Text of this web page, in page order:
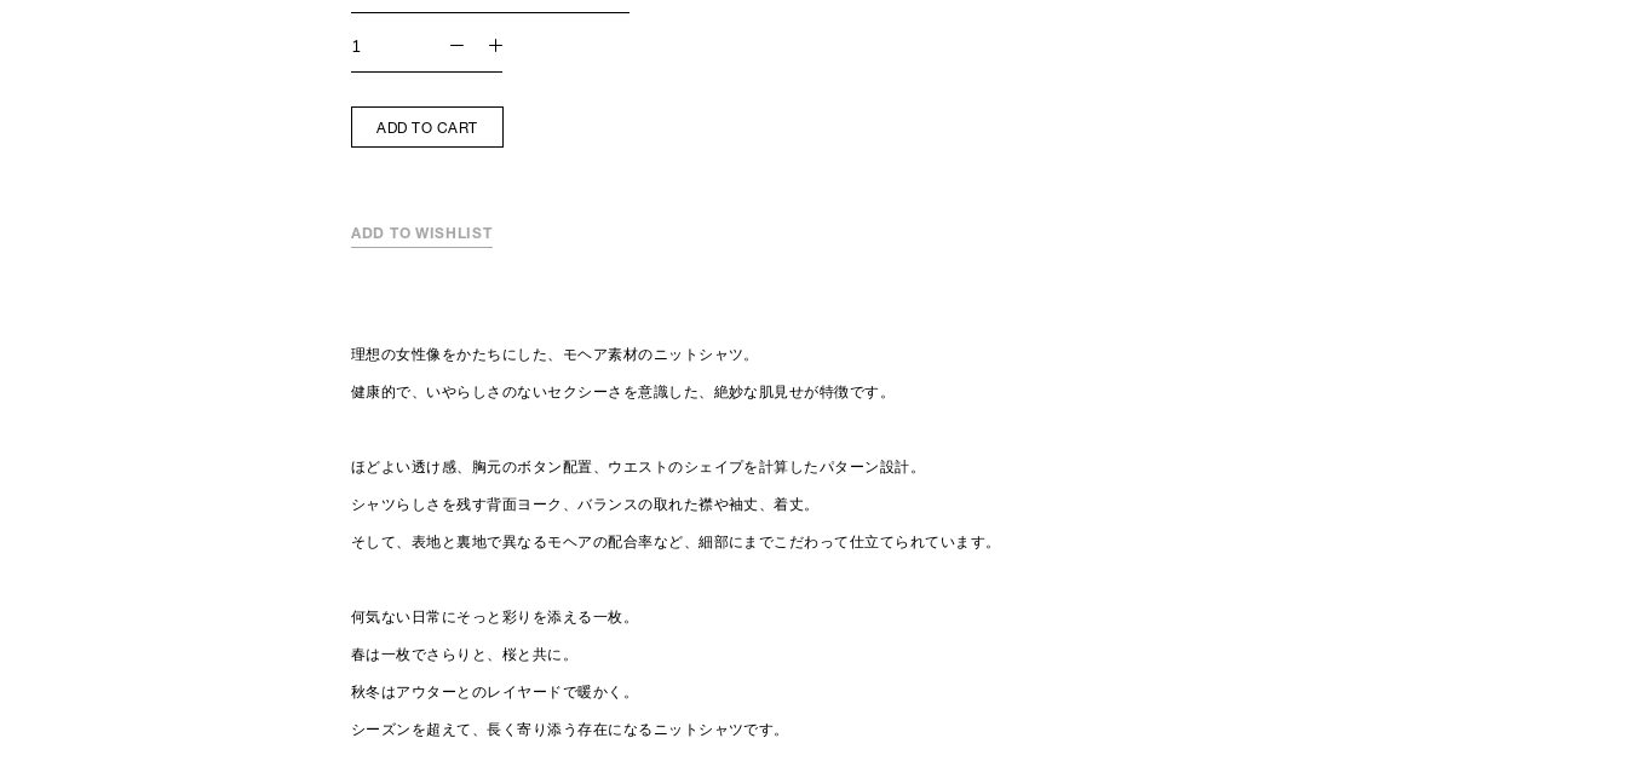
ADD TO CART
ADD TO WISHLIST
理想の女性像をかたちにした、モヘア素材のニットシャツ。
健康的で、いやらしさのないセクシーさを意識した、絶妙な肌見せが特徴です。
ほどよい透け感、胸元のボタン配置、ウエストのシェイプを計算したパターン設計。
シャツらしさを残す背面ヨーク、バランスの取れた襟や袖丈、着丈。
そして、表地と裏地で異なるモヘアの配合率など、細部にまでこだわって仕立てられています。
何気ない日常にそっと彩りを添える一枚。
春は一枚でさらりと、桜と共に。
秋冬はアウターとのレイヤードで暖かく。
シーズンを超えて、長く寄り添う存在になるニットシャツです。